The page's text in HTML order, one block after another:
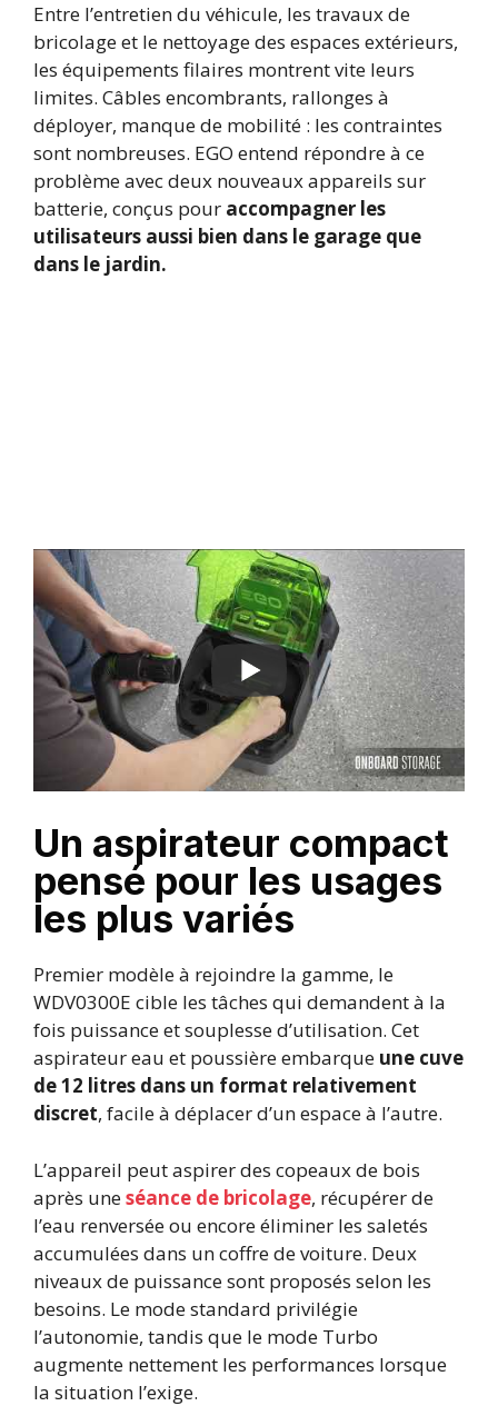
Entre l’entretien du véhicule, les travaux de
bricolage et le nettoyage des espaces extérieurs,
les équipements filaires montrent vite leurs
limites. Câbles encombrants, rallonges à
déployer, manque de mobilité : les contraintes
sont nombreuses. EGO entend répondre à ce
problème avec deux nouveaux appareils sur
batterie, conçus pour accompagner les
utilisateurs aussi bien dans le garage que
dans le jardin.
Un aspirateur compact
pensé pour les usages
les plus variés
Premier modèle à rejoindre la gamme, le
WDV0300E cible les tâches qui demandent à la
fois puissance et souplesse d’utilisation. Cet
aspirateur eau et poussière embarque une cuve
de 12 litres dans un format relativement
discret, facile à déplacer d’un espace à l’autre.
L’appareil peut aspirer des copeaux de bois
après uneséance de bricolage, récupérer de
l’eau renversée ou encore éliminer les saletés
accumulées dans un coffre de voiture. Deux
niveaux de puissance sont proposés selon les
besoins. Le mode standard privilégie
l’autonomie, tandis que le mode Turbo
augmente nettement les performances lorsque
la situation l’exige.